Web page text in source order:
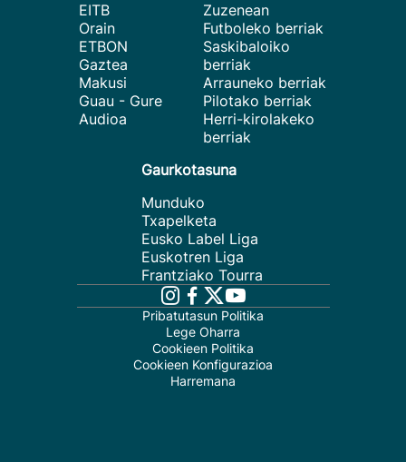
EITB
Orain
ETBON
Gaztea
Makusi
Guau - Gure
Audioa
Zuzenean
Futboleko berriak
Saskibaloiko
berriak
Arrauneko berriak
Pilotako berriak
Herri-kirolakeko
berriak
Gaurkotasuna
Munduko
Txapelketa
Eusko Label Liga
Euskotren Liga
Frantziako Tourra
Pribatutasun Politika
Lege Oharra
Cookieen Politika
Cookieen Konfigurazioa
Harremana